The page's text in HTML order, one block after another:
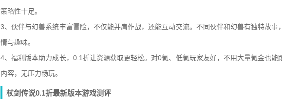
策略性十足。
3、伙伴与幻兽系统丰富冒险，不仅能并肩作战，还能互动交流。不同伙伴和幻兽有独特故事
情与趣味。
4、福利版本助力成长，0.1折让资源获取更轻松。对0氪、低氪玩家友好，不用大量氪金也能
内容，无压力畅玩。
杖剑传说0.1折最新版本游戏测评